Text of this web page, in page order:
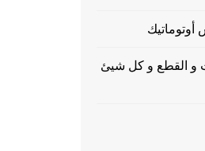
أوتوماتيك
و القطع و كل شيئ